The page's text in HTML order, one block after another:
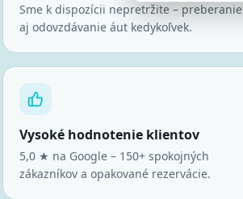
Sme k dispozícii nepretržite – preberanie
aj odovzdávanie áut kedykoľvek.
Vysoké hodnotenie klientov
5,0 ★ na Google – 150+ spokojných
zákazníkov a opakované rezervácie.